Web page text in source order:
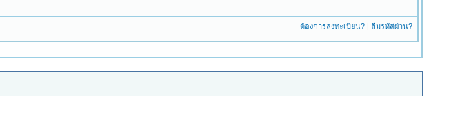
ต้องการลงทะเบียน?| ลืมรหัสผ่าน?